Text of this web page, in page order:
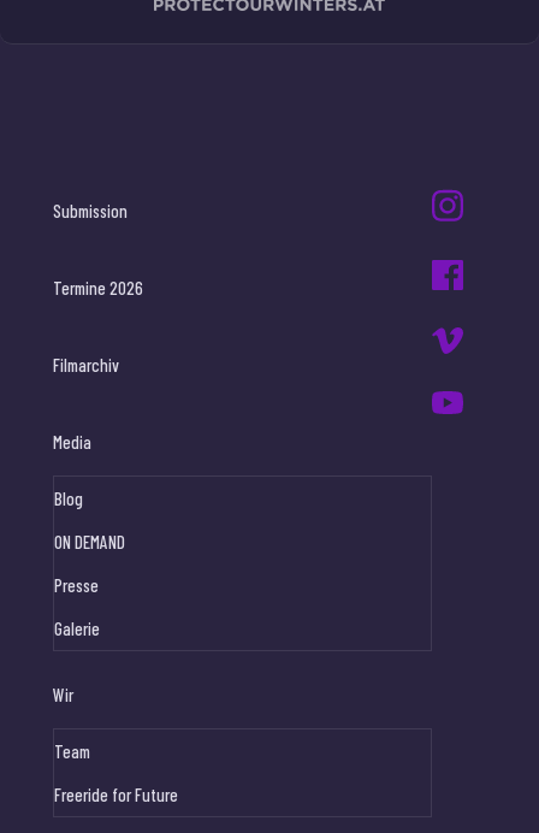
Submission
Termine 2026
Filmarchiv
Media
Blog
ON DEMAND
Presse
Galerie
Wir
Team
Freeride for Future